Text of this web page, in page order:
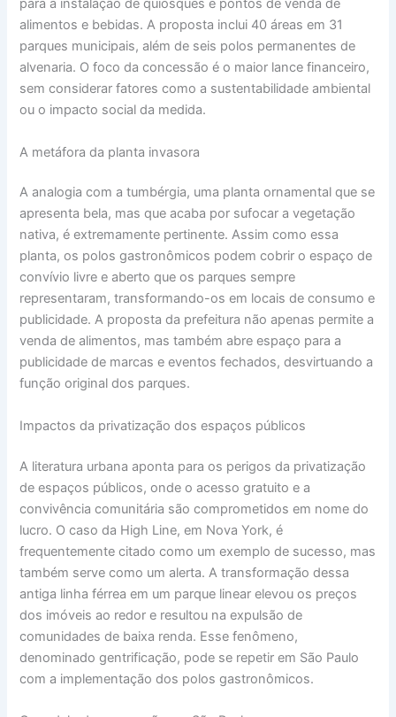
para a instalação de quiosques e pontos de venda de
alimentos e bebidas. A proposta inclui 40 áreas em 31
parques municipais, além de seis polos permanentes de
alvenaria. O foco da concessão é o maior lance financeiro,
sem considerar fatores como a sustentabilidade ambiental
ou o impacto social da medida.
A metáfora da planta invasora
A analogia com a tumbérgia, uma planta ornamental que se
apresenta bela, mas que acaba por sufocar a vegetação
nativa, é extremamente pertinente. Assim como essa
planta, os polos gastronômicos podem cobrir o espaço de
convívio livre e aberto que os parques sempre
representaram, transformando-os em locais de consumo e
publicidade. A proposta da prefeitura não apenas permite a
venda de alimentos, mas também abre espaço para a
publicidade de marcas e eventos fechados, desvirtuando a
função original dos parques.
Impactos da privatização dos espaços públicos
A literatura urbana aponta para os perigos da privatização
de espaços públicos, onde o acesso gratuito e a
convivência comunitária são comprometidos em nome do
lucro. O caso da High Line, em Nova York, é
frequentemente citado como um exemplo de sucesso, mas
também serve como um alerta. A transformação dessa
antiga linha férrea em um parque linear elevou os preços
dos imóveis ao redor e resultou na expulsão de
comunidades de baixa renda. Esse fenômeno,
denominado gentrificação, pode se repetir em São Paulo
com a implementação dos polos gastronômicos.